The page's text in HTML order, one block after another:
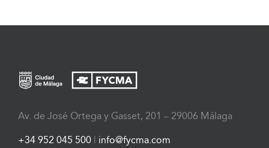
Av. de José Ortega y Gasset, 201 – 29006 Málaga
+34 952 045 500 | info@fycma.com